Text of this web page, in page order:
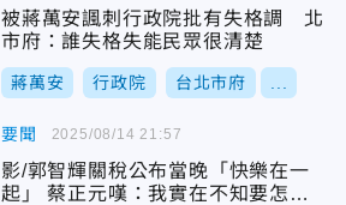
被蔣萬安諷刺行政院批有失格調 北
市府：誰失格失能民眾很清楚
蔣萬安 行政院 台北市府
要聞
影/郭智輝關稅公布當晚「快樂在一
起」 蔡正元嘆：我實在不知要怎談
2025/08/14 21:57